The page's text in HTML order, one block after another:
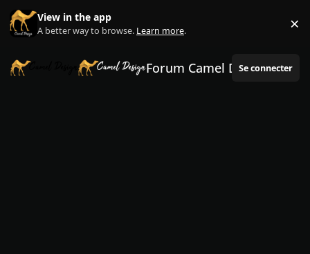
Aller au contenu
View in the app
A better way to browse. Learn more. ×
Forum Camel Design
Se connecter